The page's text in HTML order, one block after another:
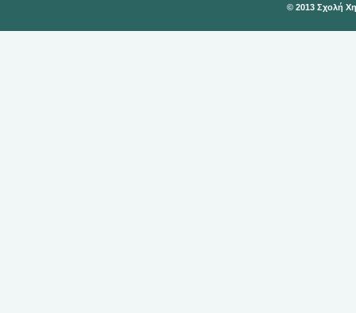
© 2013 Σχολή